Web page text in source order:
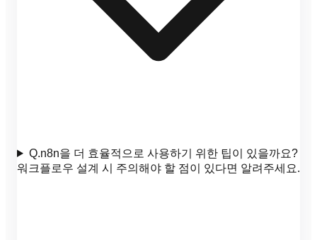
Q.n8n을 더 효율적으로 사용하기 위한 팁이 있을까요?
워크플로우 설계 시 주의해야 할 점이 있다면 알려주세요.